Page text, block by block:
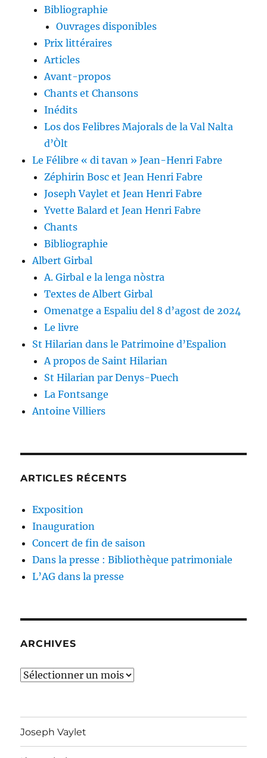
Bibliographie
Ouvrages disponibles
Prix littéraires
Articles
Avant-propos
Chants et Chansons
Inédits
Los dos Felibres Majorals de la Val Nalta
d’Òlt
Le Félibre « di tavan » Jean-Henri Fabre
Zéphirin Bosc et Jean Henri Fabre
Joseph Vaylet et Jean Henri Fabre
Yvette Balard et Jean Henri Fabre
Chants
Bibliographie
Albert Girbal
A. Girbal e la lenga nòstra
Textes de Albert Girbal
Omenatge a Espaliu del 8 d’agost de 2024
Le livre
St Hilarian dans le Patrimoine d’Espalion
A propos de Saint Hilarian
St Hilarian par Denys-Puech
La Fontsange
Antoine Villiers
ARTICLES RÉCENTS
Exposition
Inauguration
Concert de fin de saison
Dans la presse : Bibliothèque patrimoniale
L’AG dans la presse
ARCHIVES
Archives
Joseph Vaylet